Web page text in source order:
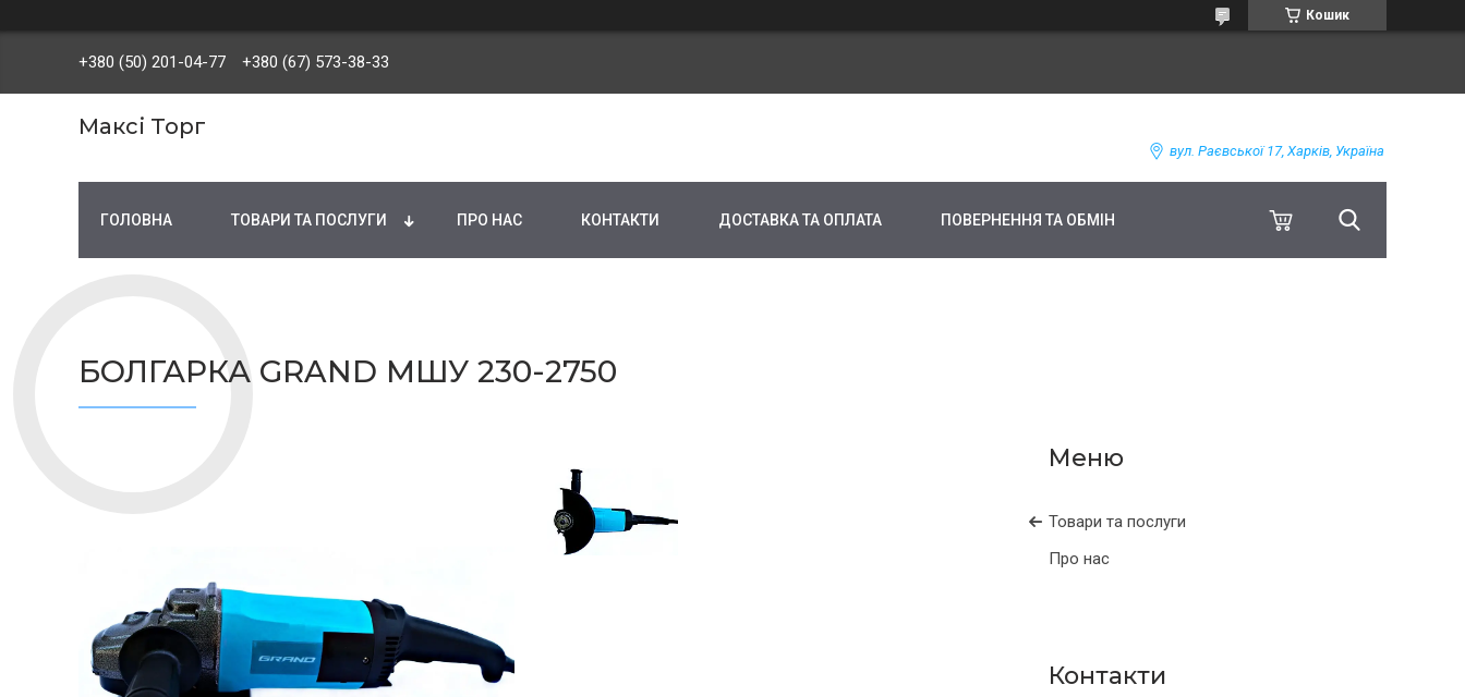
Кошик
+380 (50) 201-04-77 +380 (67) 573-38-33
Максі Торг
вул. Раєвської 17, Харків, Україна
ГОЛОВНА ТОВАРИ ТА ПОСЛУГИ ПРО НАС КОНТАКТИ ДОСТАВКА ТА ОПЛАТА ПОВЕРНЕННЯ ТА ОБМІН
БОЛГАРКА GRAND МШУ 230-2750
Товари та послуги
Про нас
Контакти